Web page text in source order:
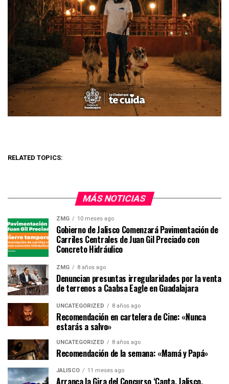
RELATED TOPICS:
MÁS NOTICIAS
ZMG 10 meses ago
Gobierno de Jalisco Comenzará Pavimentación de
Carriles Centrales de Juan Gil Preciado con
Concreto Hidráulico
ZMG 8 años ago
Denuncian presuntas irregularidades por la venta
de terrenos a Caabsa Eagle en Guadalajara
UNCATEGORIZED 8 años ago
Recomendación en cartelera de Cine: «Nunca
estarás a salvo»
UNCATEGORIZED 8 años ago
Recomendación de la semana: «Mamá y Papá»
JALISCO 11 meses ago
Arranca la Gira del Concurso ‘Canta, Jalisco,